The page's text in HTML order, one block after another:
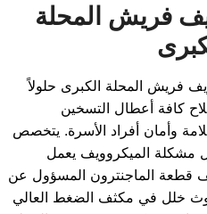
فريش المحلة
فريش المحلة الكبرى حلولاً
كافة أعطال التسخين
وأمان أفراد الأسرة. يتخصص
مشكلة الميكروويف يعمل
قطعة الماجنترون المسؤول عن